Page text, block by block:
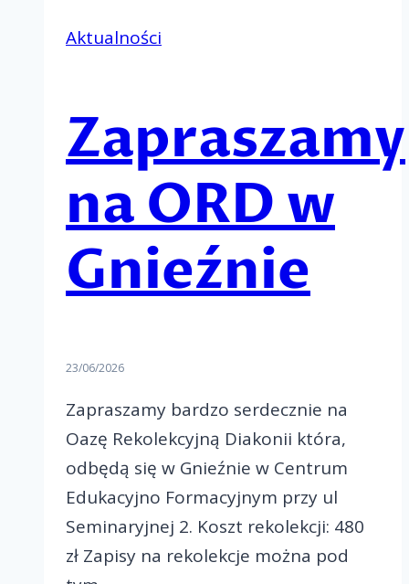
Aktualności
Zapraszamy
na ORD w
Gnieźnie
23/06/2026
Zapraszamy bardzo serdecznie na
Oazę Rekolekcyjną Diakonii która,
odbędą się w Gnieźnie w Centrum
Edukacyjno Formacyjnym przy ul
Seminaryjnej 2. Koszt rekolekcji: 480
zł Zapisy na rekolekcje można pod